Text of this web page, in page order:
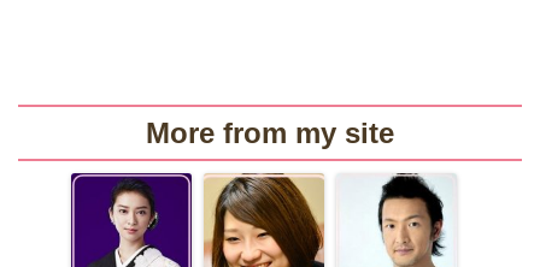
More from my site